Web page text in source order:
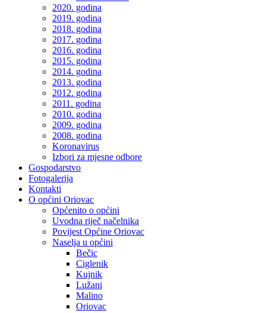
2020. godina
2019. godina
2018. godina
2017. godina
2016. godina
2015. godina
2014. godina
2013. godina
2012. godina
2011. godina
2010. godina
2009. godina
2008. godina
Koronavirus
Izbori za mjesne odbore
Gospodarstvo
Fotogalerija
Kontakti
O općini Oriovac
Općenito o općini
Uvodna riječ načelnika
Povijest Općine Oriovac
Naselja u općini
Bečic
Ciglenik
Kujnik
Lužani
Malino
Oriovac